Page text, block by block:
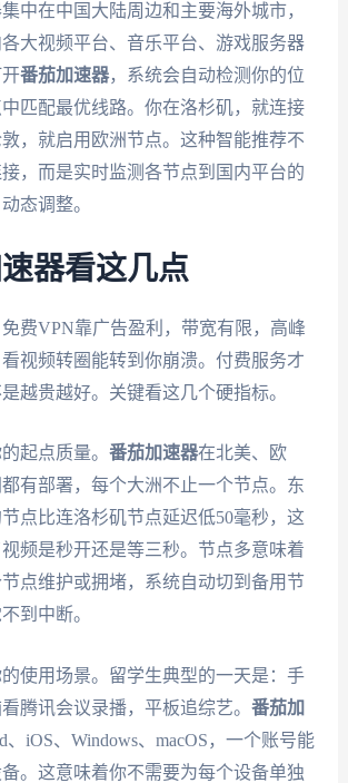
中在中国大陆周边和主要海外城市，
大视频平台、音乐平台、游戏服务器
番茄加速器，系统会自动检测你的位
匹配最优线路。你在洛杉矶，就连接
，就启用欧洲节点。这种智能推荐不
，而是实时监测各节点到国内平台的
态调整。
器看这几点
费VPN靠广告盈利，带宽有限，高峰
视频转圈能转到你崩溃。付费服务才
越贵越好。关键看这几个硬指标。
起点质量。 番茄加速器在北美、欧
有部署，每个大洲不止一个节点。东
点比连洛杉矶节点延迟低50毫秒，这
频是秒开还是等三秒。节点多意味着
点维护或拥堵，系统自动切到备用节
到中断。
使用场景。留学生典型的一天是：手
腾讯会议录播，平板追综艺。 番茄加
、iOS、Windows、macOS，一个账号能
。这意味着你不需要为每个设备单独